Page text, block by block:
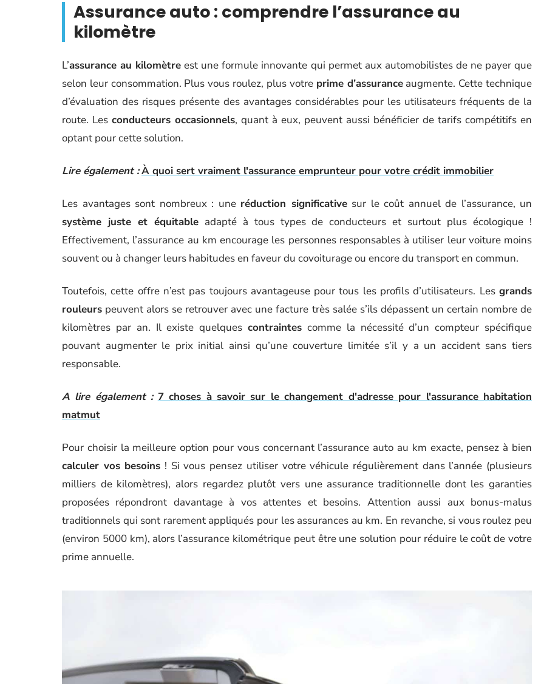
Assurance auto : comprendre l’assurance au
kilomètre
L’assurance au kilomètre est une formule innovante qui permet aux automobilistes de ne payer que
selon leur consommation. Plus vous roulez, plus votre prime d’assuranceaugmente. Cette technique
d’évaluation des risques présente des avantages considérables pour les utilisateurs fréquents de la
route. Les conducteurs occasionnels, quant à eux, peuvent aussi bénéficier de tarifs compétitifs en
optant pour cette solution.
Lire également :À quoi sert vraiment l'assurance emprunteur pour votre crédit immobilier
Les avantages sont nombreux : une réduction significativesur le coût annuel de l’assurance, un
système juste et équitableadapté à tous types de conducteurs et surtout plus écologique !
Effectivement, l’assurance au km encourage les personnes responsables à utiliser leur voiture moins
souvent ou à changer leurs habitudes en faveur du covoiturage ou encore du transport en commun.
Toutefois, cette offre n’est pas toujours avantageuse pour tous les profils d’utilisateurs. Les grands
rouleurs peuvent alors se retrouver avec une facture très salée s’ils dépassent un certain nombre de
kilomètres par an. Il existe quelques contraintes comme la nécessité d’un compteur spécifique
pouvant augmenter le prix initial ainsi qu’une couverture limitée s’il y a un accident sans tiers
responsable.
A lire également : 7 choses à savoir sur le changement d'adresse pour l'assurance habitation
matmut
Pour choisir la meilleure option pour vous concernant l’assurance auto au km exacte, pensez à bien
calculer vos besoins ! Si vous pensez utiliser votre véhicule régulièrement dans l’année (plusieurs
milliers de kilomètres), alors regardez plutôt vers une assurance traditionnelle dont les garanties
proposées répondront davantage à vos attentes et besoins. Attention aussi aux bonus-malus
traditionnels qui sont rarement appliqués pour les assurances au km. En revanche, si vous roulez peu
(environ 5000 km), alors l’assurance kilométrique peut être une solution pour réduire le coût de votre
prime annuelle.